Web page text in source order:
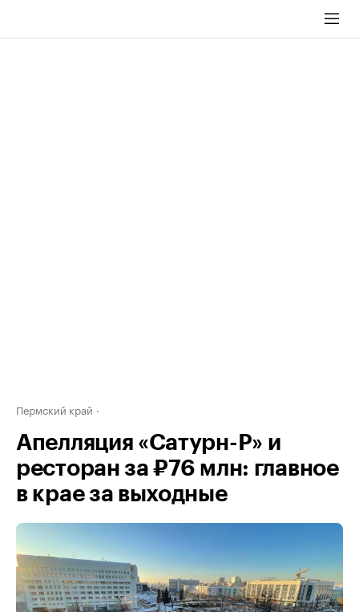
Пермский край
Апелляция «Сатурн-Р» и
ресторан за ₽76 млн: главное
в крае за выходные